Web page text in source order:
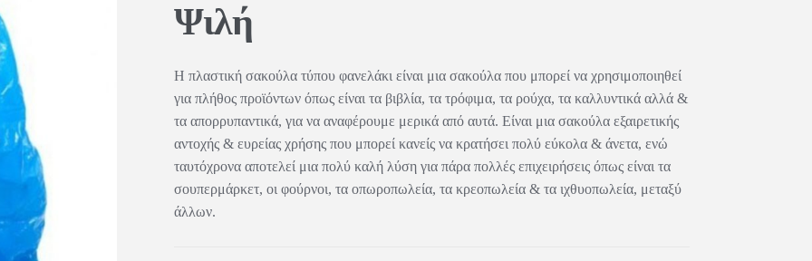
Ψιλή
Η πλαστική σακούλα τύπου φανελάκι είναι μια σακούλα που μπορεί να χρησιμοποιηθεί
για πλήθος προϊόντων όπως είναι τα βιβλία, τα τρόφιμα, τα ρούχα, τα καλλυντικά αλλά &
τα απορρυπαντικά, για να αναφέρουμε μερικά από αυτά. Είναι μια σακούλα εξαιρετικής
αντοχής & ευρείας χρήσης που μπορεί κανείς να κρατήσει πολύ εύκολα & άνετα, ενώ
ταυτόχρονα αποτελεί μια πολύ καλή λύση για πάρα πολλές επιχειρήσεις όπως είναι τα
σουπερμάρκετ, οι φούρνοι, τα οπωροπωλεία, τα κρεοπωλεία & τα ιχθυοπωλεία, μεταξύ
άλλων.